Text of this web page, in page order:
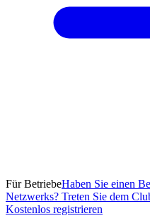
Für BetriebeHaben Sie einen
Netzwerks? Treten Sie dem
Kostenlos registrieren